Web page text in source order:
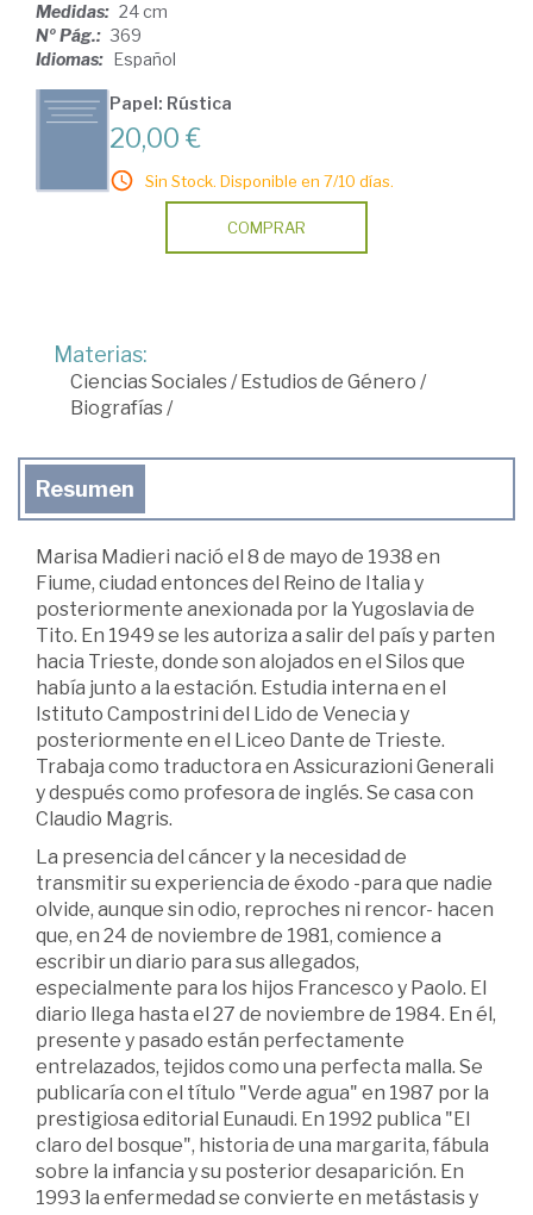
Medidas: 24 cm
Nº Pág.: 369
Idiomas: Español
Papel: Rústica
20,00 €
Sin Stock. Disponible en 7/10 días.
COMPRAR
Materias:
Ciencias Sociales/Estudios de Género /
Biografías/
Resumen
Marisa Madieri nació el 8 de mayo de 1938 en
Fiume, ciudad entonces del Reino de Italia y
posteriormente anexionada por la Yugoslavia de
Tito. En 1949 se les autoriza a salir del país y parten
hacia Trieste, donde son alojados en el Silos que
había junto a la estación. Estudia interna en el
Istituto Campostrini del Lido de Venecia y
posteriormente en el Liceo Dante de Trieste.
Trabaja como traductora en Assicurazioni Generali
y después como profesora de inglés. Se casa con
Claudio Magris.
La presencia del cáncer y la necesidad de
transmitir su experiencia de éxodo -para que nadie
olvide, aunque sin odio, reproches ni rencor- hacen
que, en 24 de noviembre de 1981, comience a
escribir un diario para sus allegados,
especialmente para los hijos Francesco y Paolo. El
diario llega hasta el 27 de noviembre de 1984. En él,
presente y pasado están perfectamente
entrelazados, tejidos como una perfecta malla. Se
publicaría con el título "Verde agua" en 1987 por la
prestigiosa editorial Eunaudi. En 1992 publica "El
claro del bosque", historia de una margarita, fábula
sobre la infancia y su posterior desaparición. En
1993 la enfermedad se convierte en metástasis y